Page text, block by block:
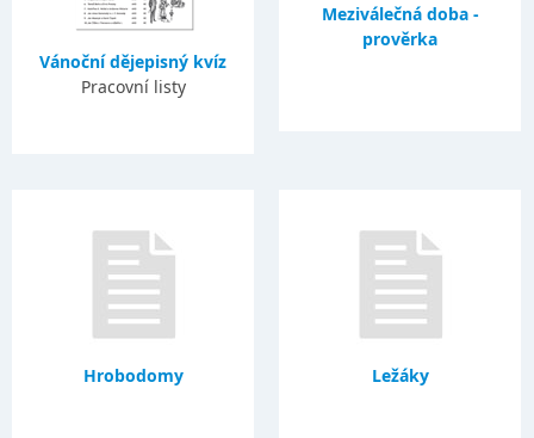
Vánoční dějepisný kvíz
Pracovní listy
Meziválečná doba -
prověrka
Hrobodomy Ležáky